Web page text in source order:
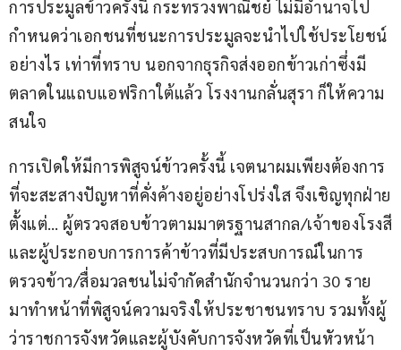
การประมูลข้าวครั้งนี้ กระทรวงพาณิชย์ ไม่มีอำนาจไป
กำหนดว่าเอกชนที่ชนะการประมูลจะนำไปใช้ประโยชน์
อย่างไร เท่าที่ทราบ นอกจากธุรกิจส่งออกข้าวเก่าซึ่งมี
ตลาดในแถบแอฟริกาใต้แล้ว โรงงานกลั่นสุรา ก็ให้ความ
สนใจ
การเปิดให้มีการพิสูจน์ข้าวครั้งนี้ เจตนาผมเพียงต้องการ
ที่จะสะสางปัญหาที่คั่งค้างอยู่อย่างโปร่งใส จึงเชิญทุกฝ่าย
ตั้งแต่… ผู้ตรวจสอบข้าวตามมาตรฐานสากล/เจ้าของโรงสี
และผู้ประกอบการการค้าข้าวที่มีประสบการณ์ในการ
ตรวจข้าว/สื่อมวลชนไม่จำกัดสำนักจำนวนกว่า 30 ราย
มาทำหน้าที่พิสูจน์ความจริงให้ประชาชนทราบ รวมทั้งผู้
ว่าราชการจังหวัดและผู้บังคับการจังหวัดที่เป็นหัวหน้า